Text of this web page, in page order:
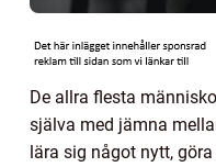
De allra flesta
själva med jämna
lära sig något nytt,